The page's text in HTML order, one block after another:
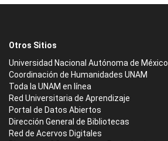
Otros Sitios
Universidad Nacional Autónoma de México
Coordinación de Humanidades UNAM
Toda la UNAM en línea
Red Universitaria de Aprendizaje
Portal de Datos Abiertos
Dirección General de Bibliotecas
Red de Acervos Digitales